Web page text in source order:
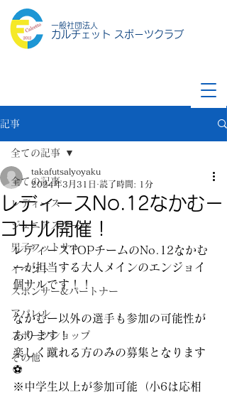
一般社団法人
カルチェット スポーツクラブ
記事
全ての記事
レディース
ジュニアスクール
男子フットサル
イベント
スポンサー&パートナー
アパレル
スポーツショップ
その他
全ての記事
レディースNo.12なかむー
コサル開催！
takafutsalyoyaku
2024年3月31日 読了時間: 1分
レディースTOPチームのNo.12なかむ
ーが担当する大人メインのエンジョイ
個サルです！！
なかむー以外の選手も参加の可能性が
あります！
楽しく蹴れる方のみの募集となります
⚽️
※中学生以上が参加可能（小6は応相